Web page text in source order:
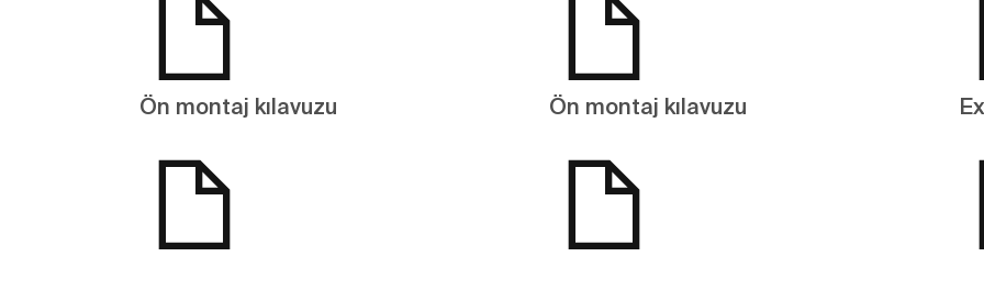
Ön montaj kılavuzu Ön montaj kılavuzu